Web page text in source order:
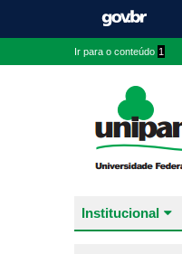
Ir para o conteúdo 1
Institucional